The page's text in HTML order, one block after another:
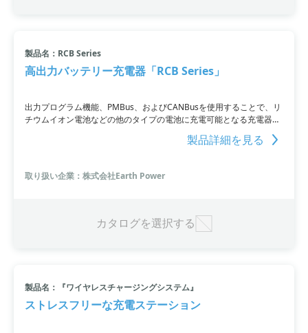
製品名：RCB Series
高出力バッテリー充電器「RCB Series」
出力プログラム機能、PMBus、およびCANBusを使用することで、リ
チウムイオン電池などの他のタイプの電池に充電可能となる充電器で
す。1Uサイズの19インチラックマウントで、1,600W出力を提供しま
す。保護回路機能は安全性と信頼性に優れ、鉛蓄電池やリチウムイオ
外での使用が可能です。さまざまな保護機能や冗長システムのサポー
トなど、信頼性と柔軟性を備えています。詳細はPDF資料をご覧いた
製品詳細を見る
取り扱い企業：株式会社Earth Power
カタログを選択する
製品名：『ワイヤレスチャージングシステム』
ストレスフリーな充電ステーション